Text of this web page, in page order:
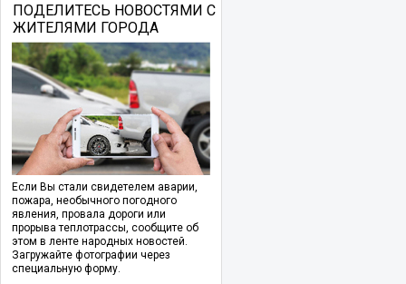
ПОДЕЛИТЕСЬ НОВОСТЯМИ С
ЖИТЕЛЯМИ ГОРОДА
Если Вы стали свидетелем аварии,
пожара, необычного погодного
явления, провала дороги или
прорыва теплотрассы, сообщите об
этом в ленте народных новостей.
Загружайте фотографии через
специальную форму.